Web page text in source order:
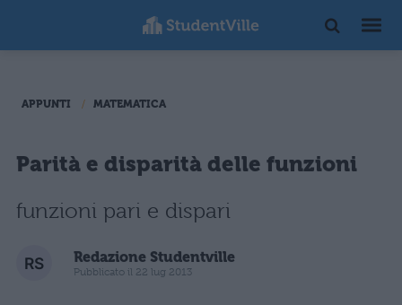
APPUNTI MATEMATICA
Parità e disparità delle funzioni
funzioni pari e dispari
Redazione Studentville
Pubblicato il 22 lug 2013